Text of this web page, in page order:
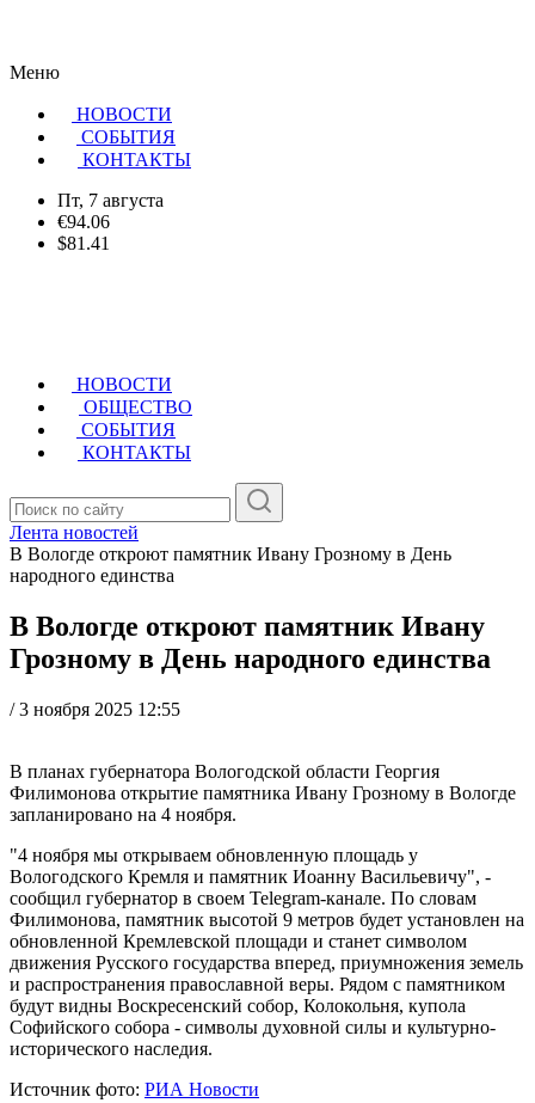
Меню
НОВОСТИ
CОБЫТИЯ
КОНТАКТЫ
Пт, 7 августа
€94.06
$81.41
НОВОСТИ
ОБЩЕСТВО
СОБЫТИЯ
КОНТАКТЫ
Лента новостей
В Вологде откроют памятник Ивану Грозному в День
народного единства
В Вологде откроют памятник Ивану
Грозному в День народного единства
/ 3 ноября 2025 12:55
В планах губернатора Вологодской области Георгия
Филимонова открытие памятника Ивану Грозному в Вологде
запланировано на 4 ноября.
"4 ноября мы открываем обновленную площадь у
Вологодского Кремля и памятник Иоанну Васильевичу", -
сообщил губернатор в своем Telegram-канале. По словам
Филимонова, памятник высотой 9 метров будет установлен на
обновленной Кремлевской площади и станет символом
движения Русского государства вперед, приумножения земель
и распространения православной веры. Рядом с памятником
будут видны Воскресенский собор, Колокольня, купола
Софийского собора - символы духовной силы и культурно-
исторического наследия.
Источник фото: РИА Новости